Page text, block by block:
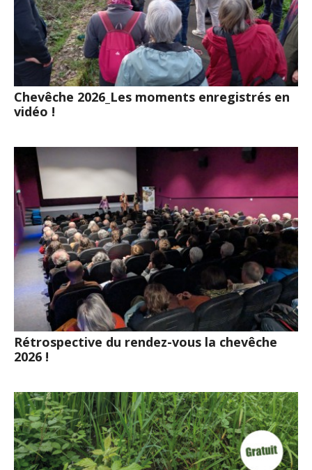
Chevêche 2026_Les moments enregistrés en
vidéo !
Rétrospective du rendez-vous la chevêche
2026 !